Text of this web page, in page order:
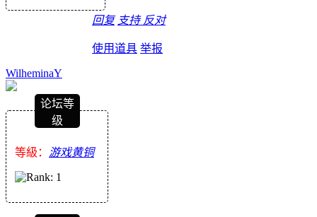
回复 支持 反对
使用道具 举报
WilheminaY
论坛等
级
等級： 游戏黄铜